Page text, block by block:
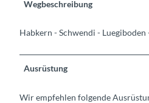
Wegbeschreibung
Habkern - Schwendi -
Ausrüstung
Wir empfehlen folgende